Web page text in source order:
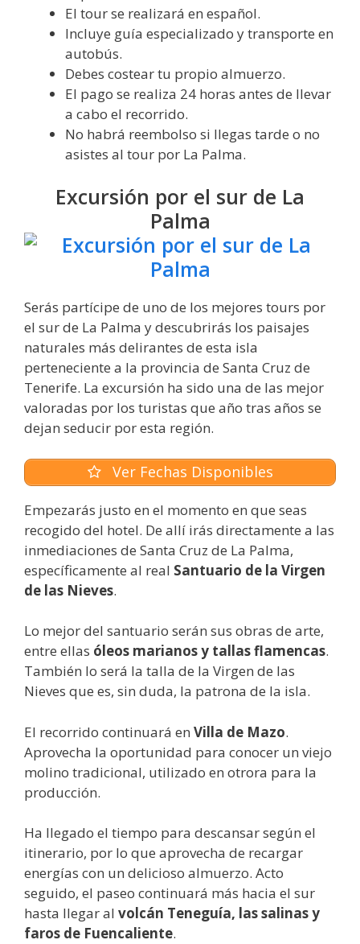
El tour se realizará en español.
Incluye guía especializado y transporte en
autobús.
Debes costear tu propio almuerzo.
El pago se realiza 24 horas antes de llevar
a cabo el recorrido.
No habrá reembolso si llegas tarde o no
asistes al tour por La Palma.
Excursión por el sur de La
Palma
Serás partícipe de uno de los mejores tours por
el sur de La Palma y descubrirás los paisajes
naturales más delirantes de esta isla
perteneciente a la provincia de Santa Cruz de
Tenerife. La excursión ha sido una de las mejor
valoradas por los turistas que año tras años se
dejan seducir por esta región.
Ver Fechas Disponibles
Empezarás justo en el momento en que seas
recogido del hotel. De allí irás directamente a las
inmediaciones de Santa Cruz de La Palma,
específicamente al real Santuario de la Virgen
de las Nieves.
Lo mejor del santuario serán sus obras de arte,
entre ellas óleos marianos y tallas flamencas.
También lo será la talla de la Virgen de las
Nieves que es, sin duda, la patrona de la isla.
El recorrido continuará en Villa de Mazo.
Aprovecha la oportunidad para conocer un viejo
molino tradicional, utilizado en otrora para la
producción.
Ha llegado el tiempo para descansar según el
itinerario, por lo que aprovecha de recargar
energías con un delicioso almuerzo. Acto
seguido, el paseo continuará más hacia el sur
hasta llegar al volcán Teneguía, las salinas y
faros de Fuencaliente.